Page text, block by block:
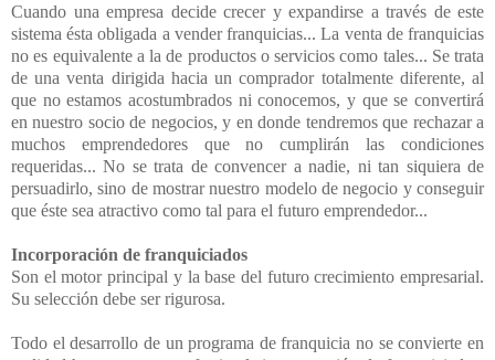
Cuando una empresa decide crecer y expandirse a través de este
sistema ésta obligada a vender franquicias... La venta de franquicias
no es equivalente a la de productos o servicios como tales... Se trata
de una venta dirigida hacia un comprador totalmente diferente, al
que no estamos acostumbrados ni conocemos, y que se convertirá
en nuestro socio de negocios, y en donde tendremos que rechazar a
muchos emprendedores que no cumplirán las condiciones
requeridas... No se trata de convencer a nadie, ni tan siquiera de
persuadirlo, sino de mostrar nuestro modelo de negocio y conseguir
que éste sea atractivo como tal para el futuro emprendedor...
Incorporación de franquiciados
Son el motor principal y la base del futuro crecimiento empresarial.
Su selección debe ser rigurosa.
Todo el desarrollo de un programa de franquicia no se convierte en